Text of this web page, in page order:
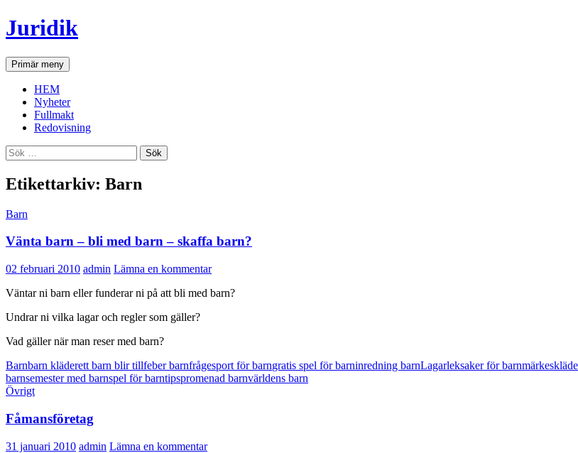
Hoppa
till
Juridik
SökPrimär meny
HEM
Nyheter
Fullmakt
Redovisning
Sök
efter:
Etikettarkiv: Barn
Barn
Vänta barn – bli med barn – skaffa barn?
02 februari 2010 admin Lämna en kommentar
Väntar ni barn eller funderar ni på att bli med barn?
Undrar ni vilka lagar och regler som gäller?
Vad gäller när man reser med barn?
Barnbarn kläderett barn blir tillfeber barnfrågesport för barngratis spel för barninredning barnLagarleksaker för barn
barnsemester med barnspel för barntipspromenad barnvärldens barn
Övrigt
Fåmansföretag
31 januari 2010 admin Lämna en kommentar